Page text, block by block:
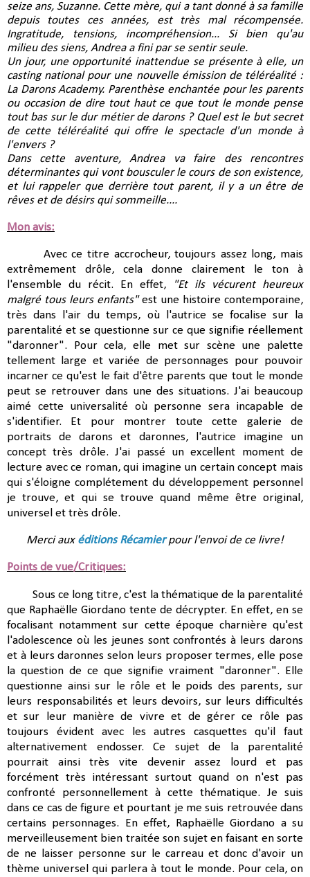
seize ans, Suzanne. Cette mère, qui a tant donné à sa famille
depuis toutes ces années, est très mal récompensée.
Ingratitude, tensions, incompréhension... Si bien qu'au
milieu des siens, Andrea a fini par se sentir seule.
Un jour, une opportunité inattendue se présente à elle, un
casting national pour une nouvelle émission de téléréalité :
La Darons Academy. Parenthèse enchantée pour les parents
ou occasion de dire tout haut ce que tout le monde pense
tout bas sur le dur métier de darons ? Quel est le but secret
de cette téléréalité qui offre le spectacle d'un monde à
l'envers ?
Dans cette aventure, Andrea va faire des rencontres
déterminantes qui vont bousculer le cours de son existence,
et lui rappeler que derrière tout parent, il y a un être de
rêves et de désirs qui sommeille....
Mon avis:
Avec ce titre accrocheur, toujours assez long, mais
extrêmement drôle, cela donne clairement le ton à
l'ensemble du récit. En effet,
"Et ils vécurent heureux
malgré tous leurs enfants"est une histoire contemporaine,
très dans l'air du temps, où l'autrice se focalise sur la
parentalité et se questionne sur ce que signifie réellement
"daronner". Pour cela, elle met sur scène une palette
tellement large et variée de personnages pour pouvoir
incarner ce qu'est le fait d'être parents que tout le monde
peut se retrouver dans une des situations. J'ai beaucoup
aimé cette universalité où personne sera incapable de
s'identifier. Et pour montrer toute cette galerie de
portraits de darons et daronnes, l'autrice imagine un
concept très drôle. J'ai passé un excellent moment de
lecture avec ce roman, qui imagine un certain concept mais
qui s'éloigne complétement du développement personnel
je trouve, et qui se trouve quand même être original,
universel et très drôle.
Merci aux éditions Récamierpour l'envoi de ce livre!
Points de vue/Critiques:
Sous ce long titre, c'est la thématique de la parentalité
que Raphaëlle Giordano tente de décrypter. En effet, en se
focalisant notamment sur cette époque charnière qu'est
l'adolescence où les jeunes sont confrontés à leurs darons
et à leurs daronnes selon leurs proposer termes, elle pose
la question de ce que signifie vraiment "daronner". Elle
questionne ainsi sur le rôle et le poids des parents, sur
leurs responsabilités et leurs devoirs, sur leurs difficultés
et sur leur manière de vivre et de gérer ce rôle pas
toujours évident avec les autres casquettes qu'il faut
alternativement endosser. Ce sujet de la parentalité
pourrait ainsi très vite devenir assez lourd et pas
forcément très intéressant surtout quand on n'est pas
confronté personnellement à cette thématique. Je suis
dans ce cas de figure et pourtant je me suis retrouvée dans
certains personnages. En effet, Raphaëlle Giordano a su
merveilleusement bien traitée son sujet en faisant en sorte
de ne laisser personne sur le carreau et donc d'avoir un
thème universel qui parlera à tout le monde. Pour cela, on